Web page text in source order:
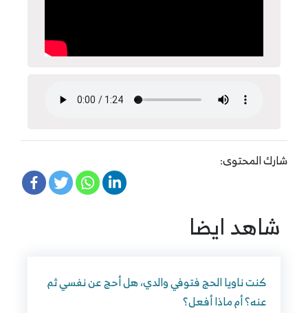
شارك المحتوى:
شاهد ايضا
كنت ناويا الحج فتوفي والدي، هل أحج عن نفسي ثم
عنه؟ أم ماذا أفعل؟